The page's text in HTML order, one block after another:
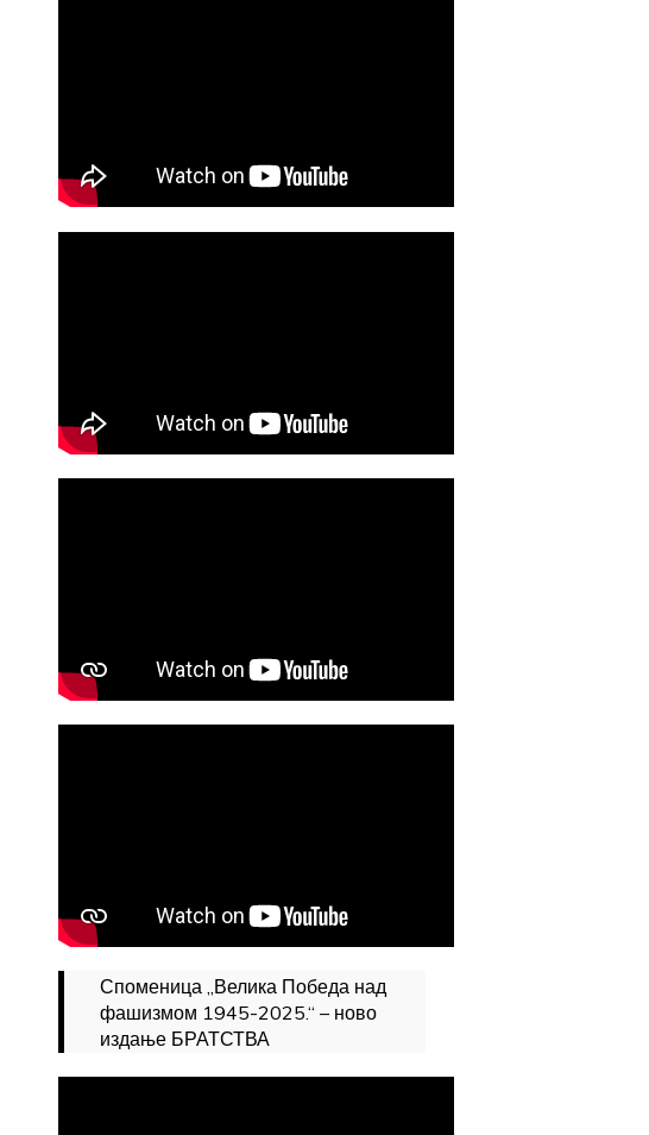
Споменица „Велика Победа над
фашизмом 1945-2025.“ – ново
издање БРАТСТВА